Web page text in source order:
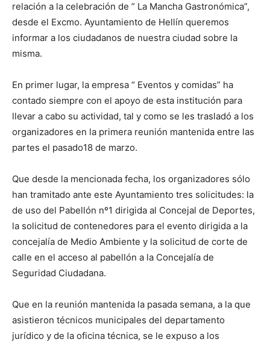
relación a la celebración de ” La Mancha Gastronómica”,
desde el Excmo. Ayuntamiento de Hellín queremos
informar a los ciudadanos de nuestra ciudad sobre la
misma.
En primer lugar, la empresa “ Eventos y comidas” ha
contado siempre con el apoyo de esta institución para
llevar a cabo su actividad, tal y como se les trasladó a los
organizadores en la primera reunión mantenida entre las
partes el pasado18 de marzo.
Que desde la mencionada fecha, los organizadores sólo
han tramitado ante este Ayuntamiento tres solicitudes: la
de uso del Pabellón nº1 dirigida al Concejal de Deportes,
la solicitud de contenedores para el evento dirigida a la
concejalía de Medio Ambiente y la solicitud de corte de
calle en el acceso al pabellón a la Concejalía de
Seguridad Ciudadana.
Que en la reunión mantenida la pasada semana, a la que
asistieron técnicos municipales del departamento
jurídico y de la oficina técnica, se le expuso a los